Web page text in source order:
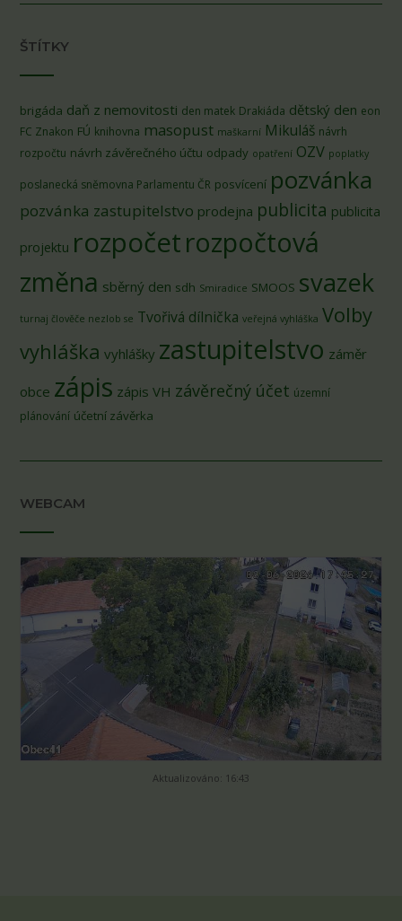
ŠTÍTKY
brigáda daň z nemovitosti den matek Drakiáda dětský den eon
FC Znakon FÚ knihovna masopust maškarní Mikuláš návrh
rozpočtu návrh závěrečného účtu odpady opatření OZV poplatky
poslanecká sněmovna Parlamentu ČR posvícení pozvánka
pozvánka zastupitelstvo prodejna publicita publicita
projektu rozpočetrozpočtová
změna sběrný den sdh Smiradice SMOOS svazek
turnaj člověče nezlob se Tvořivá dílnička veřejná vyhláška Volby
vyhláška vyhlášky zastupitelstvo záměr
obce zápis zápis VH závěrečný účet územní
plánování účetní závěrka
WEBCAM
Aktualizováno: 16:43